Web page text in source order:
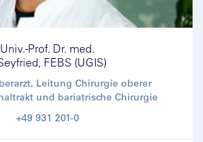
Univ.-Prof. Dr. med.
FEBS (UGIS)
Leitung Chirurgie oberer
und bariatrische Chirurgie
+49 931 201-0